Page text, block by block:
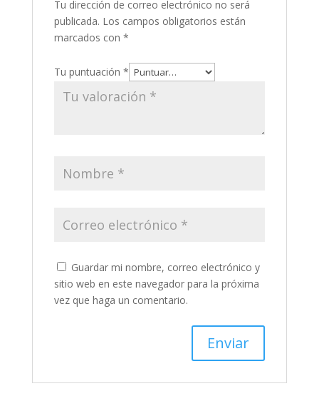
Tu dirección de correo electrónico no será
publicada. Los campos obligatorios están
marcados con *
Tu puntuación *
Guardar mi nombre, correo electrónico y
sitio web en este navegador para la próxima
vez que haga un comentario.